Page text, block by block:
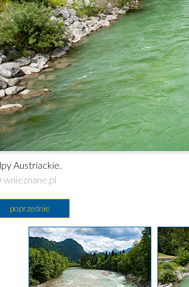
Austriackie.
poprzednie